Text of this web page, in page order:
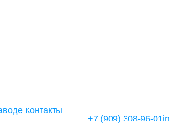
Контакты
+7 (909) 308-96-01